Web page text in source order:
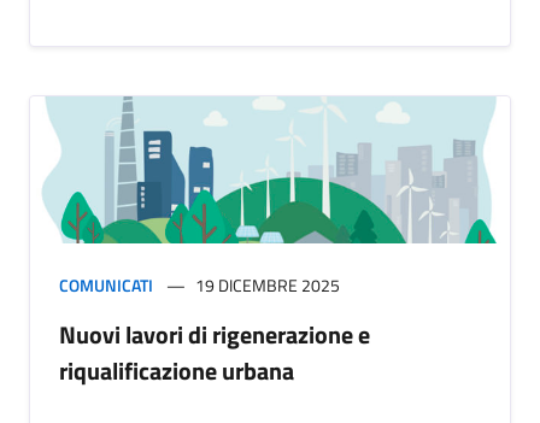
COMUNICATI 19 DICEMBRE 2025
Nuovi lavori di rigenerazione e
riqualificazione urbana